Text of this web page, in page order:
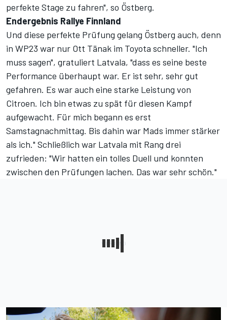
perfekte Stage zu fahren", so Östberg.
Endergebnis Rallye Finnland
Und diese perfekte Prüfung gelang Östberg auch, denn
in WP23 war nur Ott Tänak im Toyota schneller. "Ich
muss sagen", gratuliert Latvala, "dass es seine beste
Performance überhaupt war. Er ist sehr, sehr gut
gefahren. Es war auch eine starke Leistung von
Citroen. Ich bin etwas zu spät für diesen Kampf
aufgewacht. Für mich begann es erst
Samstagnachmittag. Bis dahin war Mads immer stärker
als ich." Schließlich war Latvala mit Rang drei
zufrieden: "Wir hatten ein tolles Duell und konnten
zwischen den Prüfungen lachen. Das war sehr schön."